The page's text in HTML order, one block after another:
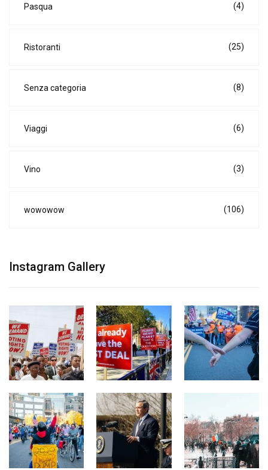
Pasqua (4)
Ristoranti (25)
Senza categoria (8)
Viaggi (6)
Vino (3)
wowowow (106)
Instagram Gallery